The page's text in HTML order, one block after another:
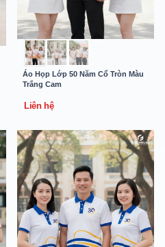
Áo Họp Lớp 50 Năm Cổ Tròn Màu
Trắng Cam
Liên hệ